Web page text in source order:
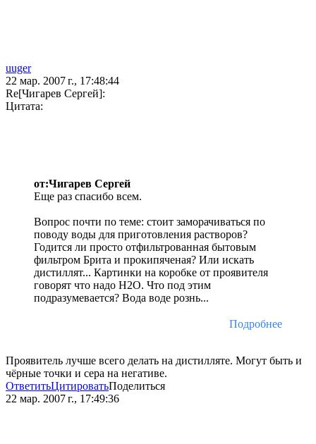
uuger
22 мар. 2007 г., 17:48:44
Re[Чигарев Сергей]:
Цитата:
от:Чигарев Сергей
Еще раз спасибо всем.
Вопрос почти по теме: стоит заморачиваться по
поводу воды для приготовления растворов?
Годится ли просто отфильтрованная бытовым
фильтром Брита и прокипяченая? Или искать
дистиллят... Картинки на коробке от проявителя
говорят что надо Н2О. Что под этим
подразумевается? Вода воде рознь...
Подробнее
Проявитель лучше всего делать на дистилляте. Могут быть и
чёрные точки и сера на негативе.
ОтветитьЦитироватьПоделиться
22 мар. 2007 г., 17:49:36